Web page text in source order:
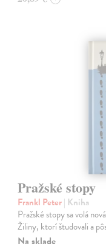
Pražské stopy
Frankl Peter| Kniha
Pražské stopy sa volá
Žiliny, ktorí študovali a
Na sklade